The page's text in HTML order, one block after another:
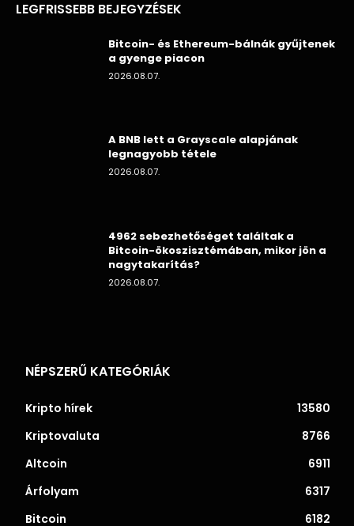
LEGFRISSEBB BEJEGYZÉSEK
Bitcoin- és Ethereum-bálnák gyűjtenek
a gyenge piacon
2026.08.07.
A BNB lett a Grayscale alapjának
legnagyobb tétele
2026.08.07.
4962 sebezhetőséget találtak a
Bitcoin-ökoszisztémában, mikor jön a
nagytakarítás?
2026.08.07.
NÉPSZERŰ KATEGÓRIÁK
Kripto hírek
13580
Kriptovaluta
8766
Altcoin
6911
Árfolyam
6317
Bitcoin
6182